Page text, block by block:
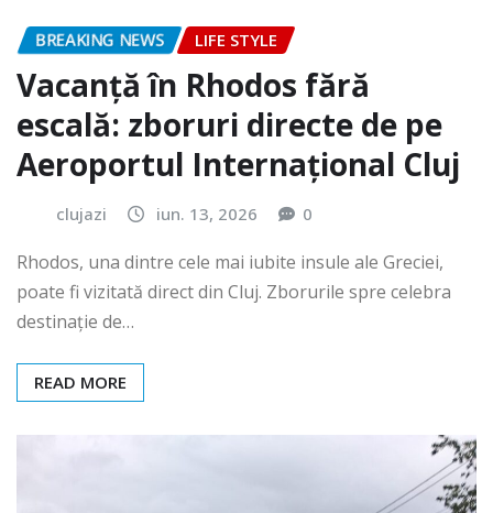
BREAKING NEWS LIFE STYLE
Vacanță în Rhodos fără
escală: zboruri directe de pe
Aeroportul Internațional Cluj
clujazi iun. 13, 2026 0
Rhodos, una dintre cele mai iubite insule ale Greciei,
poate fi vizitată direct din Cluj. Zborurile spre celebra
destinație de…
READ MORE